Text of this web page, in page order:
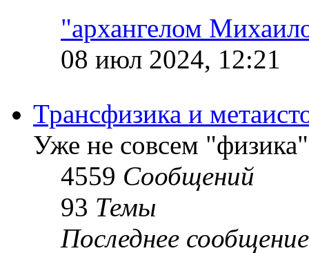
"архангелом
08 июл 2024, 12:21
Трансфизика и
Уже не совсем
4559 Сообщений
93 Темы
Последнее сообщение